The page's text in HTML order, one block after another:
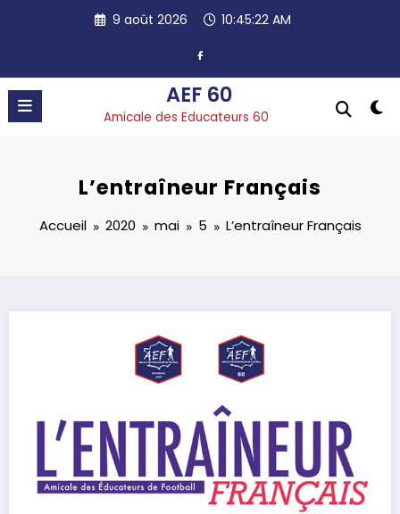
9 août 2026 10:45:23 AM
AEF 60
Amicale des Educateurs 60
L’entraîneur Français
Accueil 2020 mai 5 L’entraîneur Français